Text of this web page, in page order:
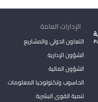
الإدارات العامة
التعاون الدولي والمشاريع
الشؤون الإدارية
الشؤون المالية
الحاسوب وتكنولوجيا المعلومات
تنمية القوى البشرية